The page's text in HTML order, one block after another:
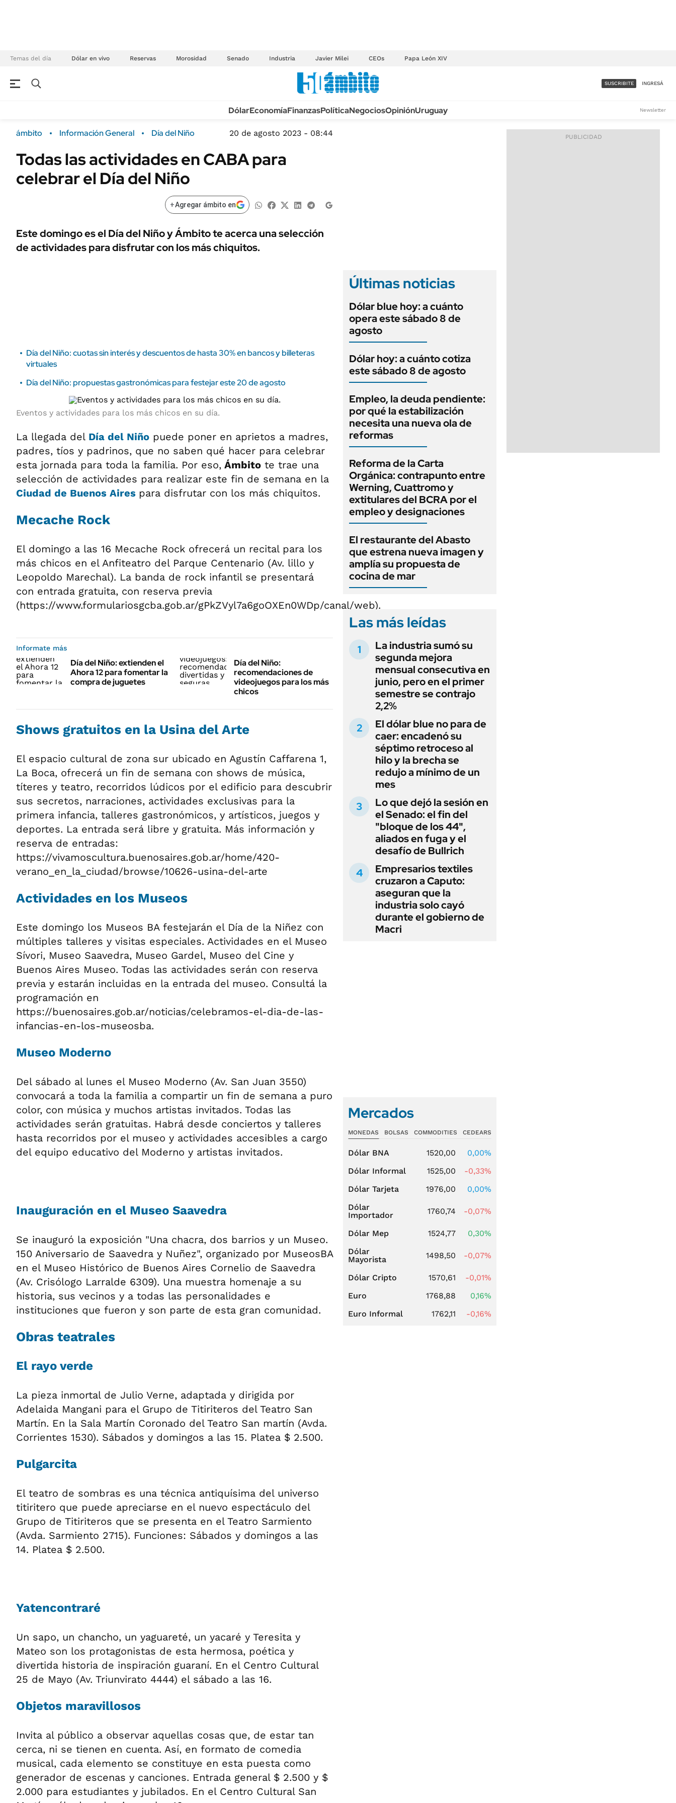
Temas del día Dólar en vivo Reservas Morosidad Senado Industria Javier Milei CEOs Papa León XIV
Campo
FINANZAS
ÁMBITO DEBATE
MEDIAKIT AMBITO DEBATE
Sustentabilidad
Seguros
POLÍTICA
Municipios
TECNOLOGÍA
MÉXICO
MUNDO
LIFESTYLE
ACCESO FULL - $1.800/MES
SUSCRIBITE INGRESÁ
DólarEconomíaFinanzasPolíticaNegociosOpiniónUruguay Newsletter
ámbito Información General Día del Niño 20 de agosto 2023 - 08:44
Todas las actividades en CABA para
celebrar el Día del Niño
+Agregar ámbito en
Este domingo es el Día del Niño y Ámbito te acerca una selección
de actividades para disfrutar con los más chiquitos.
Día del Niño: cuotas sin interés y descuentos de hasta 30% en bancos y billeteras
virtuales
Día del Niño: propuestas gastronómicas para festejar este 20 de agosto
Eventos y actividades para los más chicos en su día.
La llegada del Día del Niño puede poner en aprietos a madres,
padres, tíos y padrinos, que no saben qué hacer para celebrar
esta jornada para toda la familia. Por eso, Ámbito te trae una
selección de actividades para realizar este fin de semana en la
Ciudad de Buenos Aires para disfrutar con los más chiquitos.
Mecache Rock
El domingo a las 16 Mecache Rock ofrecerá un recital para los
más chicos en el Anfiteatro del Parque Centenario (Av. lillo y
Leopoldo Marechal). La banda de rock infantil se presentará
con entrada gratuita, con reserva previa
(https://www.formulariosgcba.gob.ar/gPkZVyl7a6goOXEn0WDp/canal/web).
Informate más
Día del Niño: extienden el
Ahora 12 para fomentar la
compra de juguetes
Día del Niño:
recomendaciones de
videojuegos para los más
chicos
Shows gratuitos en la Usina del Arte
El espacio cultural de zona sur ubicado en Agustín Caffarena 1,
La Boca, ofrecerá un fin de semana con shows de música,
títeres y teatro, recorridos lúdicos por el edificio para descubrir
sus secretos, narraciones, actividades exclusivas para la
primera infancia, talleres gastronómicos, y artísticos, juegos y
deportes. La entrada será libre y gratuita. Más información y
reserva de entradas:
https://vivamoscultura.buenosaires.gob.ar/home/420-
verano_en_la_ciudad/browse/10626-usina-del-arte
Actividades en los Museos
Este domingo los Museos BA festejarán el Día de la Niñez con
múltiples talleres y visitas especiales. Actividades en el Museo
Sívori, Museo Saavedra, Museo Gardel, Museo del Cine y
Buenos Aires Museo. Todas las actividades serán con reserva
previa y estarán incluidas en la entrada del museo. Consultá la
programación en
https://buenosaires.gob.ar/noticias/celebramos-el-dia-de-las-
infancias-en-los-museosba.
Museo Moderno
Del sábado al lunes el Museo Moderno (Av. San Juan 3550)
convocará a toda la familia a compartir un fin de semana a puro
color, con música y muchos artistas invitados. Todas las
actividades serán gratuitas. Habrá desde conciertos y talleres
hasta recorridos por el museo y actividades accesibles a cargo
del equipo educativo del Moderno y artistas invitados.
Inauguración en el Museo Saavedra
Se inauguró la exposición "Una chacra, dos barrios y un Museo.
150 Aniversario de Saavedra y Nuñez", organizado por MuseosBA
en el Museo Histórico de Buenos Aires Cornelio de Saavedra
(Av. Crisólogo Larralde 6309). Una muestra homenaje a su
historia, sus vecinos y a todas las personalidades e
instituciones que fueron y son parte de esta gran comunidad.
Obras teatrales
El rayo verde
La pieza inmortal de Julio Verne, adaptada y dirigida por
Adelaida Mangani para el Grupo de Titiriteros del Teatro San
Martín. En la Sala Martín Coronado del Teatro San martín (Avda.
Corrientes 1530). Sábados y domingos a las 15. Platea $ 2.500.
Pulgarcita
El teatro de sombras es una técnica antiquísima del universo
titiritero que puede apreciarse en el nuevo espectáculo del
Grupo de Titiriteros que se presenta en el Teatro Sarmiento
(Avda. Sarmiento 2715). Funciones: Sábados y domingos a las
14. Platea $ 2.500.
Yatencontraré
Un sapo, un chancho, un yaguareté, un yacaré y Teresita y
Mateo son los protagonistas de esta hermosa, poética y
divertida historia de inspiración guaraní. En el Centro Cultural
25 de Mayo (Av. Triunvirato 4444) el sábado a las 16.
Objetos maravillosos
Invita al público a observar aquellas cosas que, de estar tan
cerca, ni se tienen en cuenta. Así, en formato de comedia
musical, cada elemento se constituye en esta puesta como
generador de escenas y canciones. Entrada general $ 2.500 y $
2.000 para estudiantes y jubilados. En el Centro Cultural San
Últimas noticias
Dólar blue hoy: a cuánto
opera este sábado 8 de
agosto
Dólar hoy: a cuánto cotiza
este sábado 8 de agosto
Empleo, la deuda pendiente:
por qué la estabilización
necesita una nueva ola de
reformas
Reforma de la Carta
Orgánica: contrapunto entre
Werning, Cuattromo y
extitulares del BCRA por el
empleo y designaciones
El restaurante del Abasto
que estrena nueva imagen y
amplía su propuesta de
cocina de mar
Las más leídas
La industria sumó su
segunda mejora
mensual consecutiva en
junio, pero en el primer
semestre se contrajo
2,2%
El dólar blue no para de
caer: encadenó su
séptimo retroceso al
hilo y la brecha se
redujo a mínimo de un
mes
Lo que dejó la sesión en
el Senado: el fin del
"bloque de los 44",
aliados en fuga y el
desafío de Bullrich
Empresarios textiles
cruzaron a Caputo:
aseguran que la
industria solo cayó
durante el gobierno de
Macri
Mercados
MONEDAS BOLSAS COMMODITIES CEDEARS
Dólar BNA 1520,00
0,00%
Dólar Informal
1525,00
-0,33%
Dólar Tarjeta
1976,00
0,00%
Dólar
Importador
1760,74 -0,07%
Dólar Mep 1524,77
0,30%
Dólar
Mayorista
1498,50 -0,07%
Dólar Cripto 1570,61
-0,01%
Euro
1768,88
0,16%
Euro Informal
1762,11 -0,16%